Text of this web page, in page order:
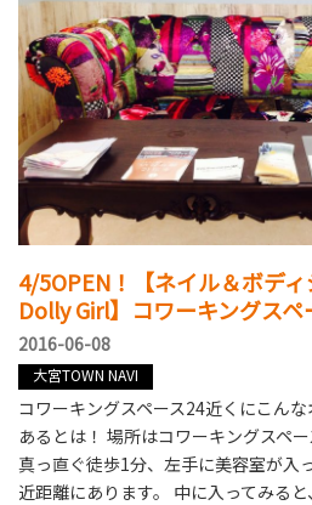
4/5OPEN！【ネイル＆ボデ
Dolly Girl】コワーキングスペ
2016-06-08
大宮TOWN NAVI
コワーキングスペース24近くにこん
あるとは！ 場所はコワーキングスペ
真っ直ぐ徒歩1分、左手に美容室が入
近距離にあります。 中に入ってみる